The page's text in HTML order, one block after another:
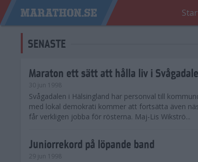
SENASTE
Maraton ett sätt att hålla liv i
30 jun 1998
Svågadalen i Hälsingland har personval till
med lokal demokrati kommer att fortsätta även
får verkligen jobba för rösterna. Maj-Lis Wikströ...
Juniorrekord på löpande band
29 jun 1998